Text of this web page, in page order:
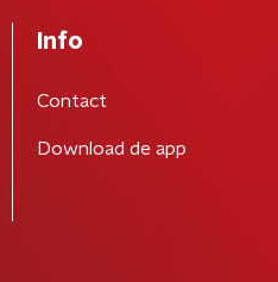
Info
Contact
Download de app